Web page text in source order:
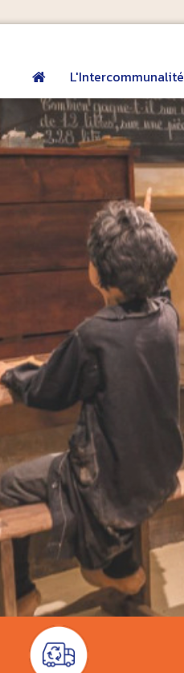
L'Intercommunalité